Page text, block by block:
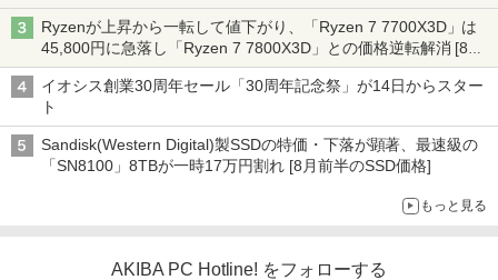
ーム』】
Ryzenが上昇から一転して値下がり、「Ryzen 7 7700X3D」は
45,800円に急落し「Ryzen 7 7800X3D」との価格逆転解消 [8月
前半のCPU価格]
イオシス創業30周年セール「30周年記念祭」が14日からスター
ト
Sandisk(Western Digital)製SSDの特価・下落が顕著、最速級の
「SN8100」8TBが一時17万円割れ [8月前半のSSD価格]
もっと見る
AKIBA PC Hotline! をフォローする